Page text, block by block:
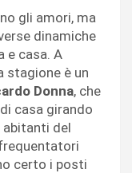
gli amori, ma
dinamiche
e casa. A
stagione è un
Donna, che
casa girando
abitanti del
certo i posti